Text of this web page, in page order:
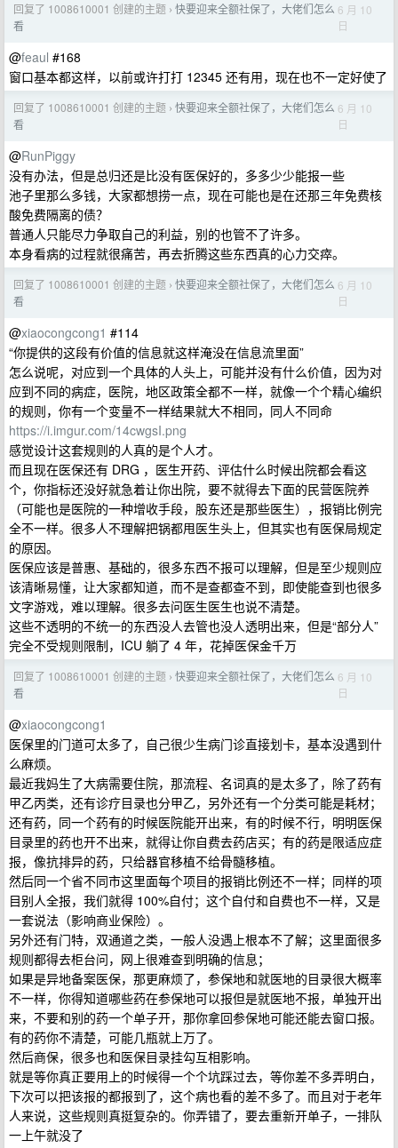
回复了 1008610001 创建的主题 › 快要迎来全额社保了，大佬们怎么
看
6 月 10
日
@feaul #168
窗口基本都这样，以前或许打打 12345 还有用，现在也不一定好使了
回复了 1008610001 创建的主题 › 快要迎来全额社保了，大佬们怎么
看
6 月 10
日
@RunPiggy
没有办法，但是总归还是比没有医保好的，多多少少能报一些
池子里那么多钱，大家都想捞一点，现在可能也是在还那三年免费核
酸免费隔离的债？
普通人只能尽力争取自己的利益，别的也管不了许多。
本身看病的过程就很痛苦，再去折腾这些东西真的心力交瘁。
回复了 1008610001 创建的主题 › 快要迎来全额社保了，大佬们怎么
看
6 月 10
日
@xiaocongcong1 #114
“你提供的这段有价值的信息就这样淹没在信息流里面”
怎么说呢，对应到一个具体的人头上，可能并没有什么价值，因为对
应到不同的病症，医院，地区政策全都不一样，就像一个个精心编织
的规则，你有一个变量不一样结果就大不相同，同人不同命
https://i.imgur.com/14cwgsI.png
感觉设计这套规则的人真的是个人才。
而且现在医保还有 DRG ，医生开药、评估什么时候出院都会看这
个，你指标还没好就急着让你出院，要不就得去下面的民营医院养
（可能也是医院的一种增收手段，股东还是那些医生），报销比例完
全不一样。很多人不理解把锅都甩医生头上，但其实也有医保局规定
的原因。
医保应该是普惠、基础的，很多东西不报可以理解，但是至少规则应
该清晰易懂，让大家都知道，而不是查都查不到，即使能查到也很多
文字游戏，难以理解。很多去问医生医生也说不清楚。
这些不透明的不统一的东西没人去管也没人透明出来，但是“部分人”
完全不受规则限制，ICU 躺了 4 年，花掉医保金千万
回复了 1008610001 创建的主题 › 快要迎来全额社保了，大佬们怎么
看
6 月 10
日
@xiaocongcong1
医保里的门道可太多了，自己很少生病门诊直接划卡，基本没遇到什
么麻烦。
最近我妈生了大病需要住院，那流程、名词真的是太多了，除了药有
甲乙丙类，还有诊疗目录也分甲乙，另外还有一个分类可能是耗材；
还有药，同一个药有的时候医院能开出来，有的时候不行，明明医保
目录里的药也开不出来，就得让你自费去药店买；有的药是限适应症
报，像抗排异的药，只给器官移植不给骨髓移植。
然后同一个省不同市这里面每个项目的报销比例还不一样；同样的项
目别人全报，我们就得 100%自付；这个自付和自费也不一样，又是
一套说法（影响商业保险）。
另外还有门特，双通道之类，一般人没遇上根本不了解；这里面很多
规则都得去柜台问，网上很难查到明确的信息；
如果是异地备案医保，那更麻烦了，参保地和就医地的目录很大概率
不一样，你得知道哪些药在参保地可以报但是就医地不报，单独开出
来，不要和别的药一个单子开，那你拿回参保地可能还能去窗口报。
有的药你不清楚，可能几瓶就上万了。
然后商保，很多也和医保目录挂勾互相影响。
就是等你真正要用上的时候得一个个坑踩过去，等你差不多弄明白，
下次可以把该报的都报到了，这个病也看的差不多了。而且对于老年
人来说，这些规则真挺复杂的。你弄错了，要去重新开单子，一排队
一上午就没了